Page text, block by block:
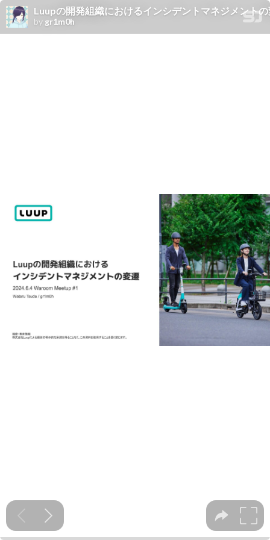
Luupの開発組織におけるインシデントマネジメント
by gr1m0h